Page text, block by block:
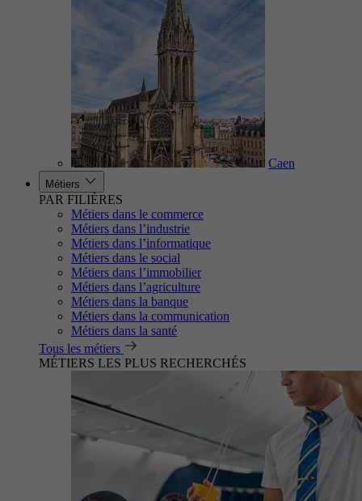
Caen
Métiers
PAR FILIÈRES
Métiers dans le commerce
Métiers dans l’industrie
Métiers dans l’informatique
Métiers dans le social
Métiers dans l’immobilier
Métiers dans l’agriculture
Métiers dans la banque
Métiers dans la communication
Métiers dans la santé
Tous les métiers
MÉTIERS LES PLUS RECHERCHÉS